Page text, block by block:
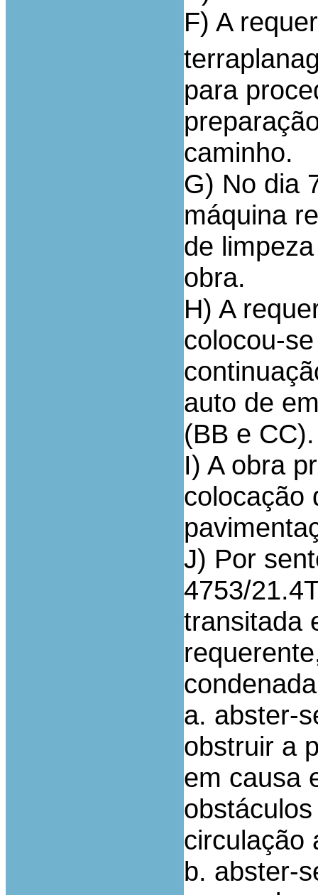
F) A
para
caminho.
G) No dia
máquina
de
obra.
H) A
colocou-
auto de
(BB e CC).
I) A obra
colocação
J) Por
4753/
transitada
a. abster-
obstruir a
em causa
circulação
b. abster-